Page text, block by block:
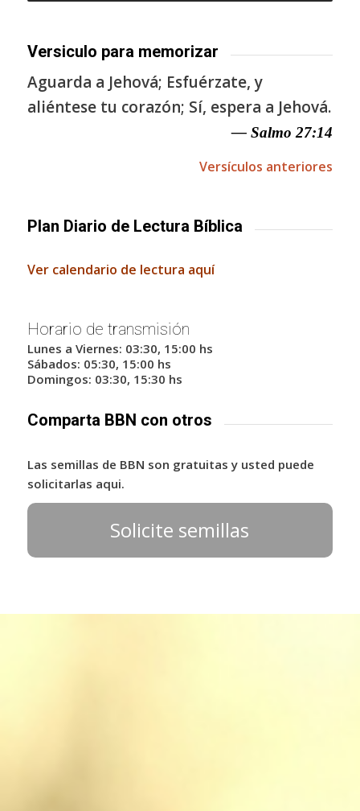
Versiculo para memorizar
Aguarda a Jehová; Esfuérzate, y
aliéntese tu corazón; Sí, espera a Jehová.
— Salmo 27:14
Versículos anteriores
Plan Diario de Lectura Bíblica
Ver calendario de lectura aquí
Horario de transmisión
Lunes a Viernes: 03:30, 15:00 hs
Sábados: 05:30, 15:00 hs
Domingos: 03:30, 15:30 hs
Comparta BBN con otros
Las semillas de BBN son gratuitas y usted puede
solicitarlas aqui.
Solicite semillas